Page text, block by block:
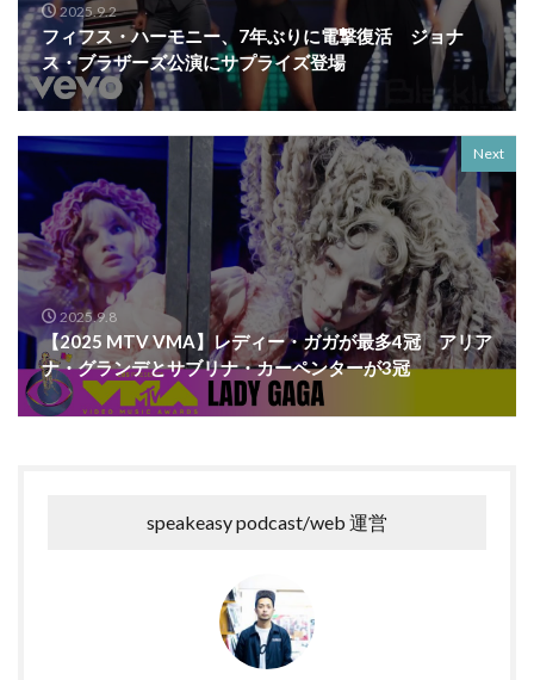
2025.9.2
フィフス・ハーモニー、7年ぶりに電撃復活 ジョナ
ス・ブラザーズ公演にサプライズ登場
Next
2025.9.8
【2025 MTV VMA】レディー・ガガが最多4冠 アリア
ナ・グランデとサブリナ・カーペンターが3冠
speakeasy podcast/web 運営